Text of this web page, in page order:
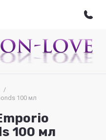
/
100 мл
100 мл